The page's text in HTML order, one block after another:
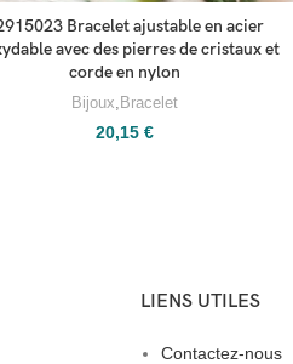
Bracelet ajustable en acier
avec des pierres de cristaux et
corde en nylon
Bijoux Bracelet
20,15 €
LIENS UTILES
Contactez-nous